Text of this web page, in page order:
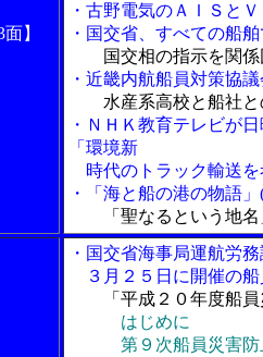
】
・古野電気のＡＩＳと
・国交省、すべての船
国交相の指示を関
・近畿内航船員対策協
水産系高校と船社
・ＮＨＫ教育テレビが
「環境新
時代のトラック輸送を
・「海と船の港の物語
「聖なるという地名
・国交省海事局運航労
３月２５日に開催の船
「平成２０年度船
はじめに
第９次船員災害防